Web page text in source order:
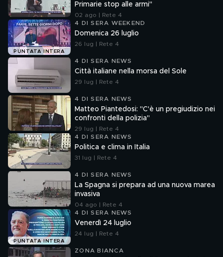
Primarie stop alle armi"
02 ago | Rete 4
PUNTATA INTERA
4 DI SERA WEEKEND
Domenica 26 luglio
26 lug | Rete 4
4 DI SERA NEWS
Città italiane nella morsa del Sole
29 lug | Rete 4
4 DI SERA NEWS
Matteo Piantedosi: "C'è un pregiudizio nei
confronti della polizia"
29 lug | Rete 4
4 DI SERA NEWS
Politica e clima in Italia
31 lug | Rete 4
4 DI SERA NEWS
La Spagna si prepara ad una nuova marea
invasiva
04 ago | Rete 4
PUNTATA INTERA
4 DI SERA NEWS
Venerdì 24 luglio
24 lug | Rete 4
ZONA BIANCA